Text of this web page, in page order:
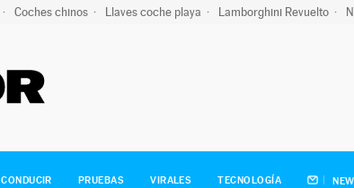
Coches chinos Llaves coche playa Lamborghini Revuelto
CONDUCIR PRUEBAS VIRALES TECNOLOGÍA